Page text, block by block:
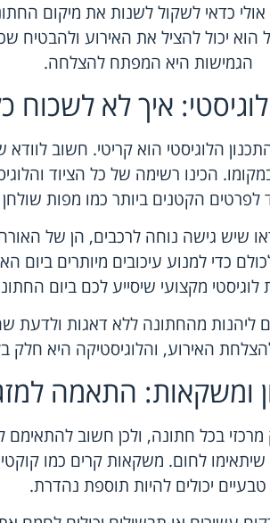
כדאי לשקול לשנות את מיקום
הוא יכול להציל את האירוע ולהבטיח
הגמישות היא המפתח להצלחה.
לוגיסטי: איך לא לשכוח
הלוגיסטי הוא קריטי. חשוב
הכינו רשימה של כל הציוד
הקטנים ביותר כמו מפות שולחן
שיש גישה נוחה לרכבים, הן של
כדי למנוע עיכובים מיותרים ביום
לוגיסטי מקצועי שיסייע לכם ביום
ליהנות מהחתונה ללא דאגות
האירוע, והלוגיסטיקה היא חלק
ומשקאות: התאמה
בכל חתונה, ולכן חשוב להתאימם
לחום. משקאות קרים כמו
טבעיים יכולים להיות תוספת נהדרת.